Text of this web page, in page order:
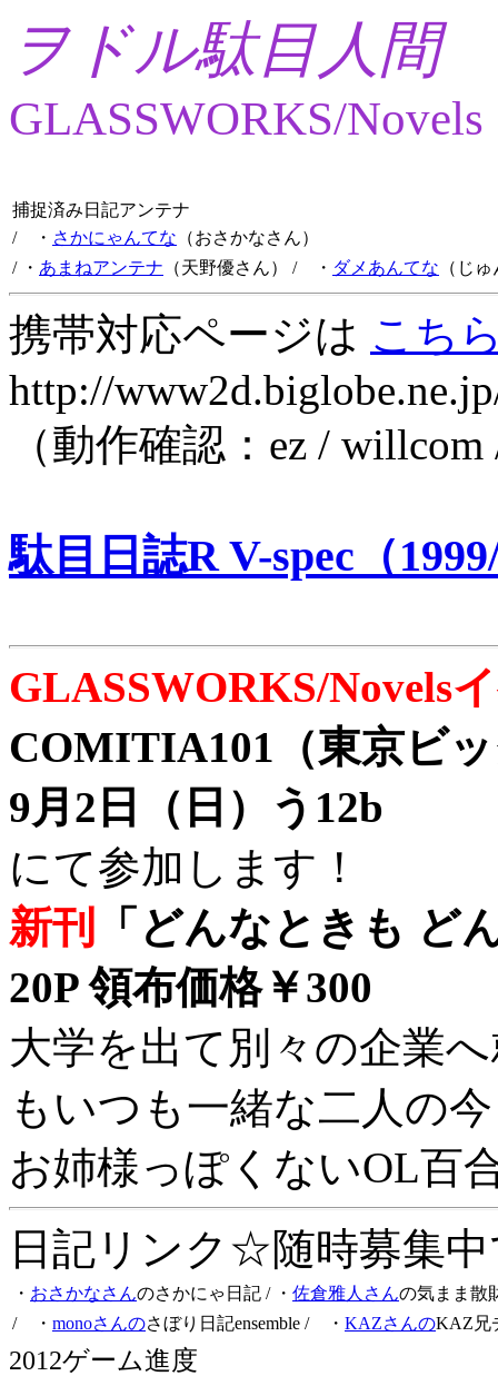
ヲドル駄目人間
GLASSWORKS/Novels
捕捉済み日記アンテナ
/ ・ さかにゃんてな （おさかなさん）
/ ・ あまねアンテナ （天野優さん） / ・ ダメあんてな （じ
携帯対応ページは こち
http://
（動作確認：ez /
駄目日誌R V-spec（
GLASSWORKS/Novels
COMITIA101（東京ビ
9月2日（日）う12b
にて参加します！
新刊
「どんなときも ど
20P 領布価格￥300
大学を出て別々の企業
もいつも一緒な二人の
お姉様っぽくないOL百
日記リンク☆随時募集
・ おさかなさんのさかにゃ日記 / ・ 佐倉雅人さんの気まま散
/ ・ monoさんのさぼり日記ensemble / ・ KAZさんのKAZ兄
2012ゲーム進度